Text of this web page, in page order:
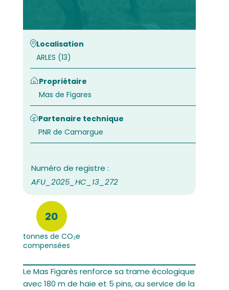
Localisation
ARLES (13)
Propriétaire
Mas de Figares
Partenaire technique
PNR de Camargue
AFU_2025_HC_13_272
20
tonnes de CO₂e
compensées
Le Mas Figarès renforce sa trame écologique
avec 180 m de haie et 5 pins, au service de la